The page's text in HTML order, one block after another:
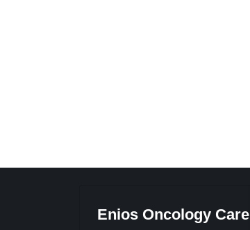
Enios Oncology Care